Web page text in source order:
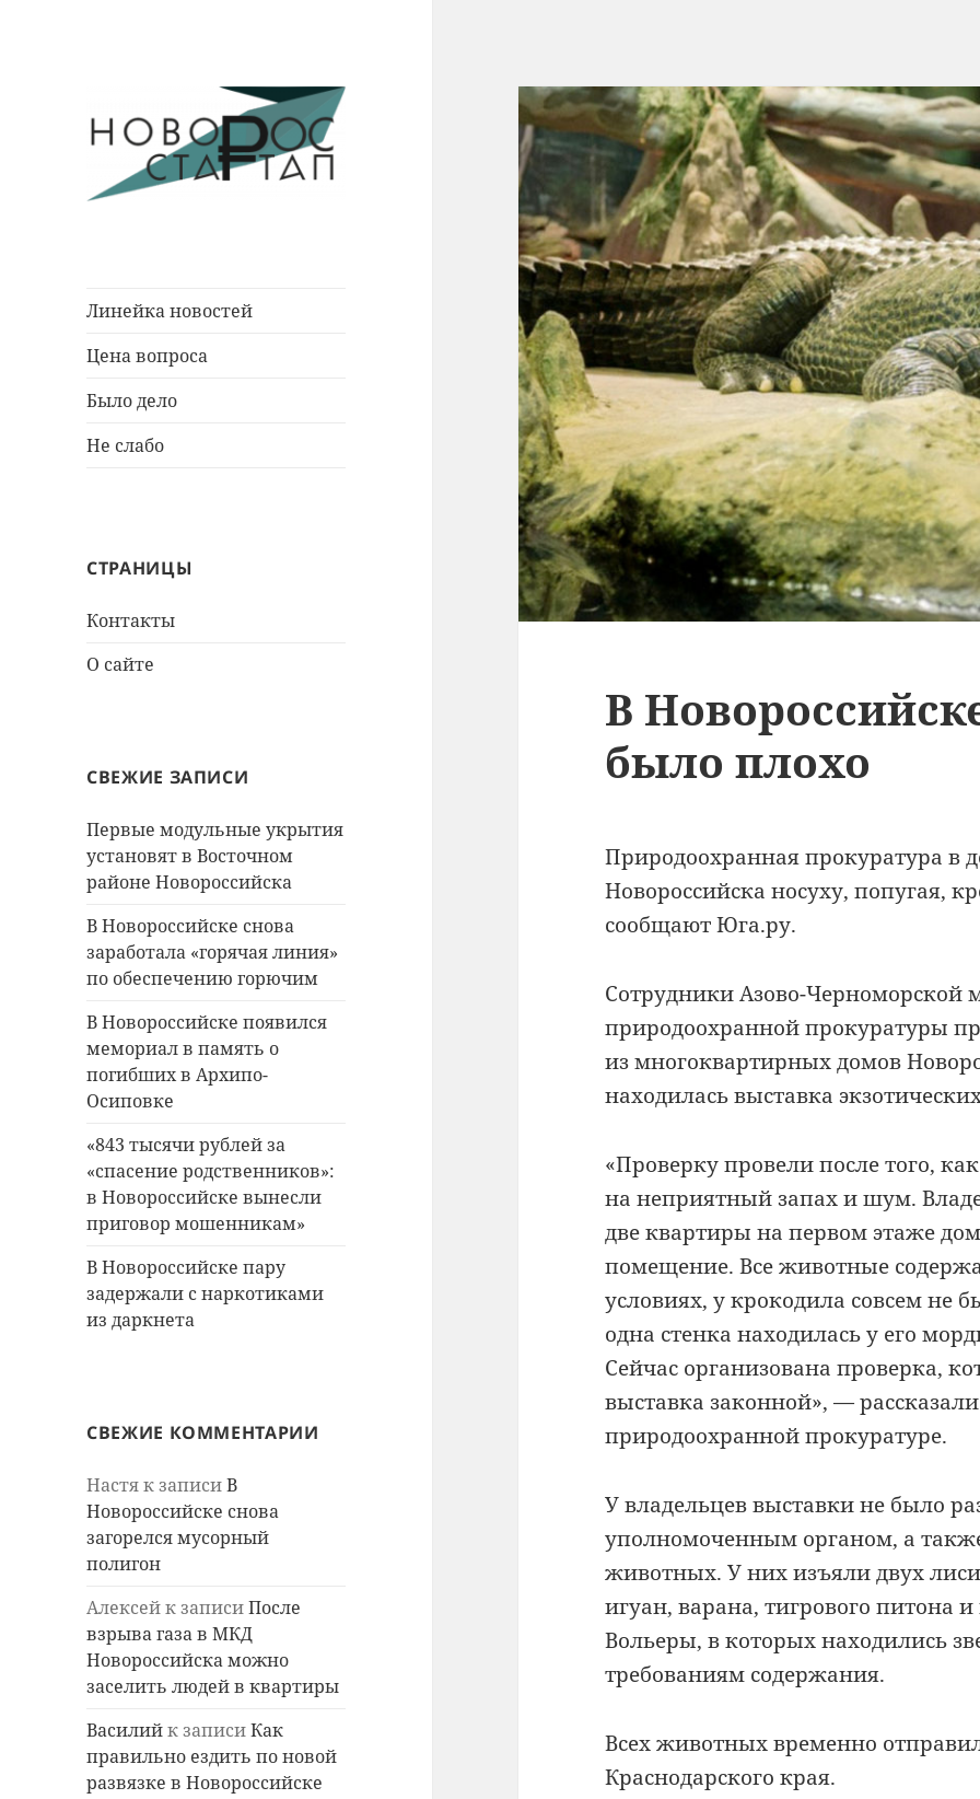
Линейка новостей
Цена вопроса
Было дело
Не слабо
СТРАНИЦЫ
Контакты
О сайте
СВЕЖИЕ ЗАПИСИ
Первые модульные укрытия
установят в Восточном
районе Новороссийска
В Новороссийске снова
заработала «горячая линия»
по обеспечению горючим
В Новороссийске появился
мемориал в память о
погибших в Архипо-
Осиповке
«843 тысячи рублей за
«спасение родственников»:
в Новороссийске вынесли
приговор мошенникам»
В Новороссийске пару
задержали с наркотиками
из даркнета
СВЕЖИЕ КОММЕНТАРИИ
Настяк записиВ
Новороссийске снова
загорелся мусорный
полигон
Алексейк записиПосле
взрыва газа в МКД
Новороссийска можно
заселить людей в квартиры
Василийк записиКак
правильно ездить по новой
развязке в Новороссийске
В
было плохо
Природоохранная прокуратура в
Новороссийска носуху, попугая,
сообщают Юга.ру.
Сотрудники Азово-Черноморской
природоохранной прокуратуры
из многоквартирных домов
находилась выставка
«Проверку провели после того,
на неприятный запах и шум.
две квартиры на первом этаже
помещение. Все животные
условиях, у крокодила совсем не
одна стенка находилась у его
Сейчас организована проверка,
выставка законной», —
природоохранной прокуратуре.
У владельцев выставки не было
уполномоченным органом, а
животных. У них изъяли двух
игуан, варана, тигрового питона
Вольеры, в которых находились
требованиям содержания.
Всех животных временно
Краснодарского края.